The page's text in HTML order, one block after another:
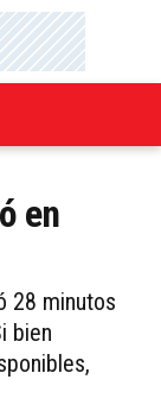
en
28 minutos
bien